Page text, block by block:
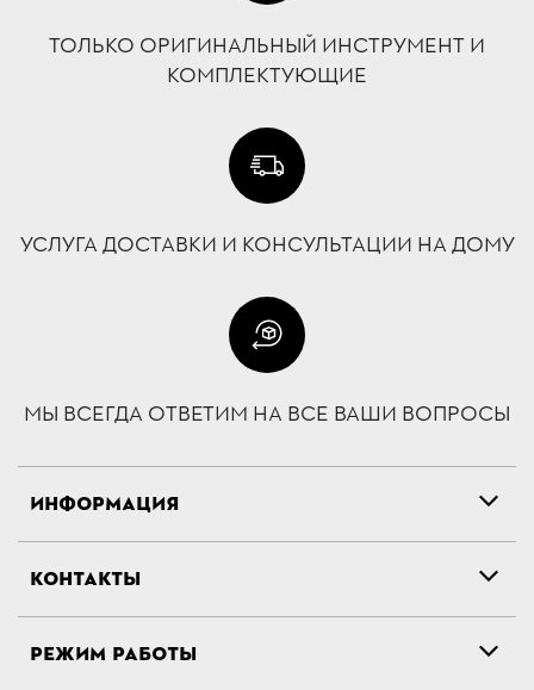
ТОЛЬКО ОРИГИНАЛЬНЫЙ ИНСТРУМЕНТ И
КОМПЛЕКТУЮЩИЕ
УСЛУГА ДОСТАВКИ И КОНСУЛЬТАЦИИ НА ДОМУ
МЫ ВСЕГДА ОТВЕТИМ НА ВСЕ ВАШИ ВОПРОСЫ
ИНФОРМАЦИЯ
КОНТАКТЫ
РЕЖИМ РАБОТЫ